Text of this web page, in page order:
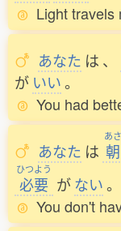
Light travels
あなた は 、
が いい。
You had
あなた は
あさ
朝
ひつよう
必要 がない。
You don't